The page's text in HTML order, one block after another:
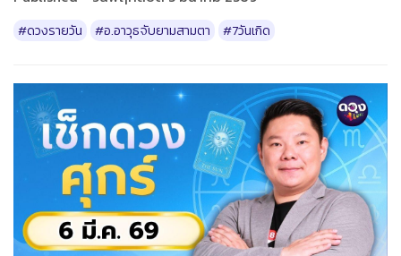
#ดวงรายวัน #อ.อาวุธจับยามสามตา #7วันเกิด